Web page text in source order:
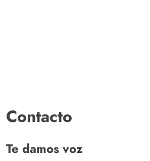
Contacto
Te damos voz